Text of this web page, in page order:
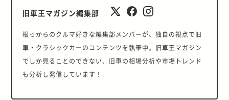
旧車王マガジン編集部
根っからのクルマ好きな編集部メンバーが、独自の視点で旧
車・クラシックカーのコンテンツを執筆中。旧車王マガジン
でしか見ることのできない、旧車の相場分析や市場トレンド
も分析し発信しています！